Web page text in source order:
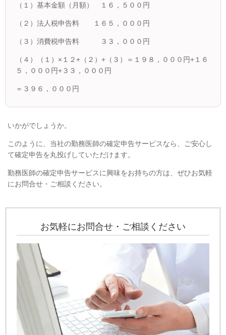
（１）基本金額（月額） １６，５００円
（２）法人税申告料 １６５，０００円
（３）消費税申告料 ３３，０００円
（４）（１）×１２+（２）+（３）＝１９８，０００円+１６
５，０００円+３３，０００円
＝３９６，０００円
いかがでしょうか。
このように、当社の勤務医師の確定申告サービスなら、ご安心し
て確定申告を丸投げしていただけます。
勤務医師の確定申告サービスに興味をお持ちの方は、ぜひお気軽
にお問合せ・ご相談ください。
お気軽にお問合せ・ご相談ください